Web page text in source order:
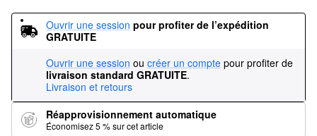
Ouvrir une session pour profiter de l’expédition
GRATUITE
Ouvrir une session ou créer un compte pour profiter de
livraison standard GRATUITE.
Livraison et retours
Réapprovisionnement automatique
Économisez 5 % sur cet article